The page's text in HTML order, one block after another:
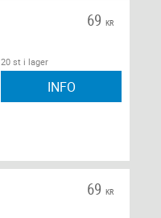
69 KR
20 st i lager
INFO
69 KR